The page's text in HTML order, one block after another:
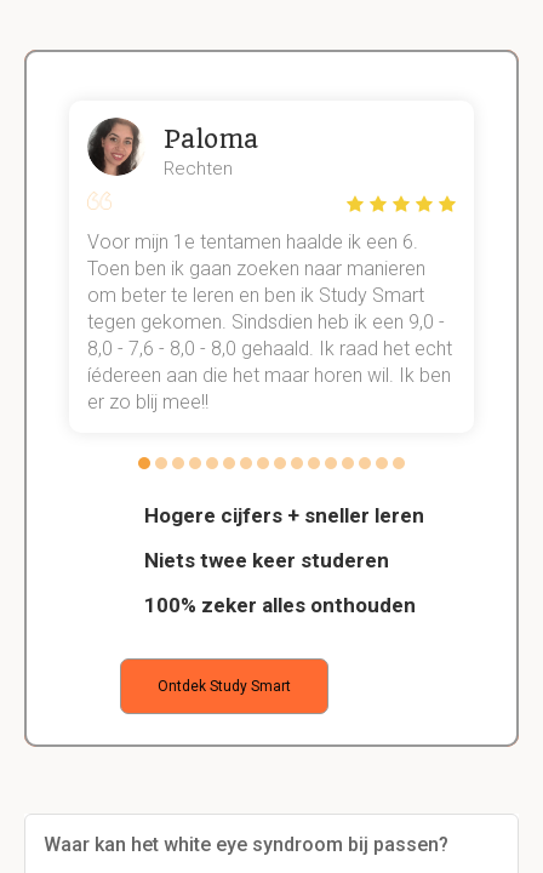
Hogere cijfers + sneller leren
Niets twee keer studeren
100% zeker alles onthouden
Ontdek Study Smart
Paloma
Rechten
Voor mijn 1e tentamen haalde ik een 6.
Toen ben ik gaan zoeken naar manieren
om beter te leren en ben ik Study Smart
tegen gekomen. Sindsdien heb ik een 9,0 -
8,0 - 7,6 - 8,0 - 8,0 gehaald. Ik raad het echt
íédereen aan die het maar horen wil. Ik ben
er zo blij mee!!
Waar kan het white eye syndroom bij passen?